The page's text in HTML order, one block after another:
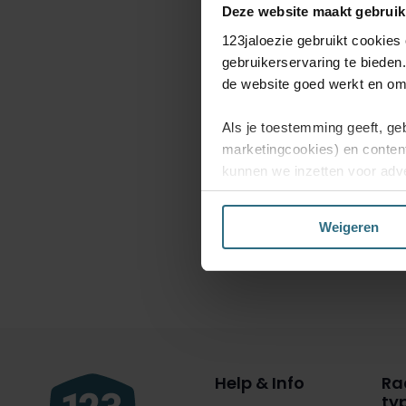
Deze website maakt
123jaloezie gebruikt
gebruikerservaring te
de website goed werkt en
Als je toestemming geeft,
marketingcookies) en
kunnen we inzetten voor
website en mogelijk ook
Kies je voor ‘Alles
Weigeren
Help & Info